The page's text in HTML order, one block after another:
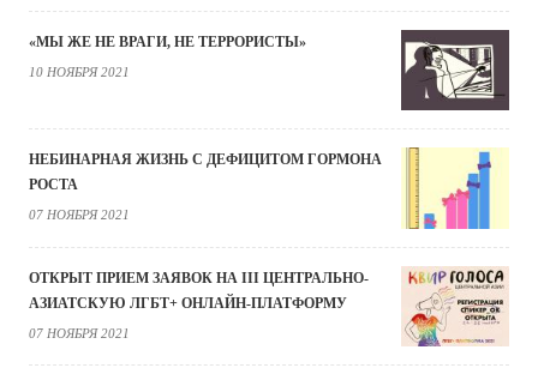
«МЫ ЖЕ НЕ ВРАГИ, НЕ ТЕРРОРИСТЫ»
10 НОЯБРЯ 2021
НЕБИНАРНАЯ ЖИЗНЬ С ДЕФИЦИТОМ ГОРМОНА
РОСТА
07 НОЯБРЯ 2021
ОТКРЫТ ПРИЕМ ЗАЯВОК НА III ЦЕНТРАЛЬНО-
АЗИАТСКУЮ ЛГБТ+ ОНЛАЙН-ПЛАТФОРМУ
07 НОЯБРЯ 2021